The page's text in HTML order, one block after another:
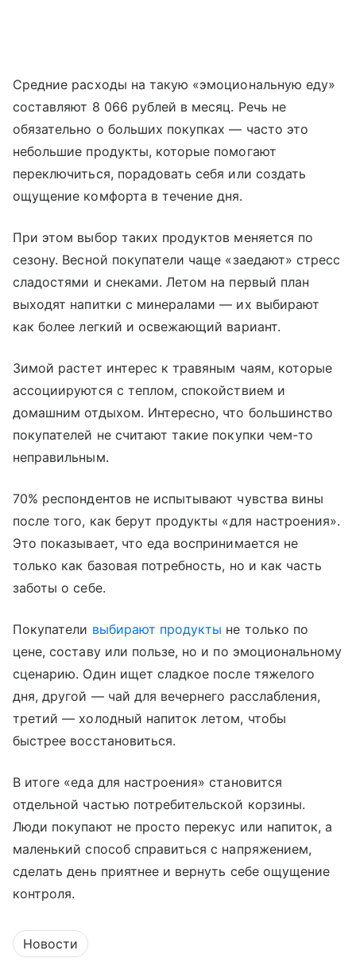
Средние расходы на такую «эмоциональную еду»
составляют 8 066 рублей в месяц. Речь не
обязательно о больших покупках — часто это
небольшие продукты, которые помогают
переключиться, порадовать себя или создать
ощущение комфорта в течение дня.
При этом выбор таких продуктов меняется по
сезону. Весной покупатели чаще «заедают» стресс
сладостями и снеками. Летом на первый план
выходят напитки с минералами — их выбирают
как более легкий и освежающий вариант.
Зимой растет интерес к травяным чаям, которые
ассоциируются с теплом, спокойствием и
домашним отдыхом. Интересно, что большинство
покупателей не считают такие покупки чем-то
неправильным.
70% респондентов не испытывают чувства вины
после того, как берут продукты «для настроения».
Это показывает, что еда воспринимается не
только как базовая потребность, но и как часть
заботы о себе.
Покупатели выбирают продукты не только по
цене, составу или пользе, но и по эмоциональному
сценарию. Один ищет сладкое после тяжелого
дня, другой — чай для вечернего расслабления,
третий — холодный напиток летом, чтобы
быстрее восстановиться.
В итоге «еда для настроения» становится
отдельной частью потребительской корзины.
Люди покупают не просто перекус или напиток, а
маленький способ справиться с напряжением,
сделать день приятнее и вернуть себе ощущение
контроля.
Новости